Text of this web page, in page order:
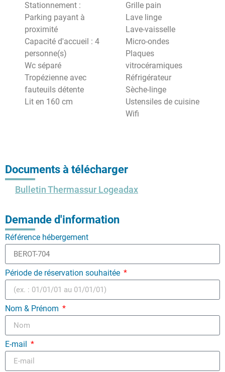
Stationnement :
Parking payant à
proximité
Capacité d'accueil : 4
personne(s)
Wc séparé
Tropézienne avec
fauteuils détente
Lit en 160 cm
Grille pain
Lave linge
Lave-vaisselle
Micro-ondes
Plaques
vitrocéramiques
Réfrigérateur
Sèche-linge
Ustensiles de cuisine
Wifi
Documents à télécharger
Bulletin Thermassur Logeadax
Demande d'information
Référence hébergement
Période de réservation souhaitée
Nom & Prénom
E-mail